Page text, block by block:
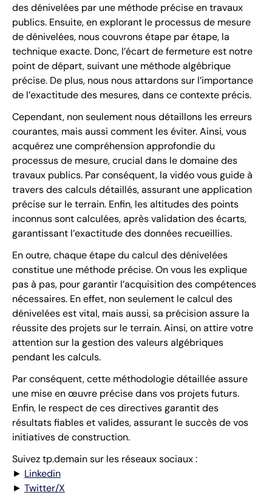
des dénivelées par une méthode précise en travaux
publics. Ensuite, en explorant le processus de mesure
de dénivelées, nous couvrons étape par étape, la
technique exacte. Donc, l’écart de fermeture est notre
point de départ, suivant une méthode algébrique
précise. De plus, nous nous attardons sur l’importance
de l’exactitude des mesures, dans ce contexte précis.
Cependant, non seulement nous détaillons les erreurs
courantes, mais aussi comment les éviter. Ainsi, vous
acquérez une compréhension approfondie du
processus de mesure, crucial dans le domaine des
travaux publics. Par conséquent, la vidéo vous guide à
travers des calculs détaillés, assurant une application
précise sur le terrain. Enfin, les altitudes des points
inconnus sont calculées, après validation des écarts,
garantissant l’exactitude des données recueillies.
En outre, chaque étape du calcul des dénivelées
constitue une méthode précise. On vous les explique
pas à pas, pour garantir l’acquisition des compétences
nécessaires. En effet, non seulement le calcul des
dénivelées est vital, mais aussi, sa précision assure la
réussite des projets sur le terrain. Ainsi, on attire votre
attention sur la gestion des valeurs algébriques
pendant les calculs.
Par conséquent, cette méthodologie détaillée assure
une mise en œuvre précise dans vos projets futurs.
Enfin, le respect de ces directives garantit des
résultats fiables et valides, assurant le succès de vos
initiatives de construction.
Suivez tp.demain sur les réseaux sociaux :
► Linkedin
► Twitter/X